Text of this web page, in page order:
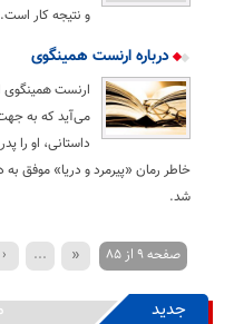
و نتیجه کار است.
درباره ارنست همینگوی
ارنست همینگوی
می‌آید که به
داستانی، او را
شد.
صفحه 9 از 85 «
...
‹
11
12 جدید